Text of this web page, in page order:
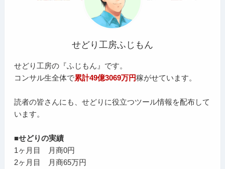
せどり工房ふじもん
せどり工房の『ふじもん』です。
コンサル生全体で累計49億3069万円稼がせています。
読者の皆さんにも、せどりに役立つツール情報を配布して
います。
■せどりの実績
1ヶ月目 月商0円
2ヶ月目 月商65万円